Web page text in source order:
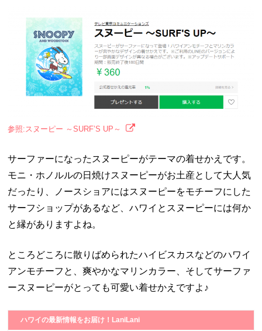
参照:スヌーピー ～SURF’S UP～
サーファーになったスヌーピーがテーマの着せかえです。
モニ・ホノルルの日焼けスヌーピーがお土産として大人気
だったり、ノースショアにはスヌーピーをモチーフにした
サーフショップがあるなど、ハワイとスヌーピーには何か
と縁がありますよね。
ところどころに散りばめられたハイビスカスなどのハワイ
アンモチーフと、爽やかなマリンカラー、そしてサーファ
ースヌーピーがとっても可愛い着せかえですよ♪
ハワイの最新情報をお届け！LaniLani